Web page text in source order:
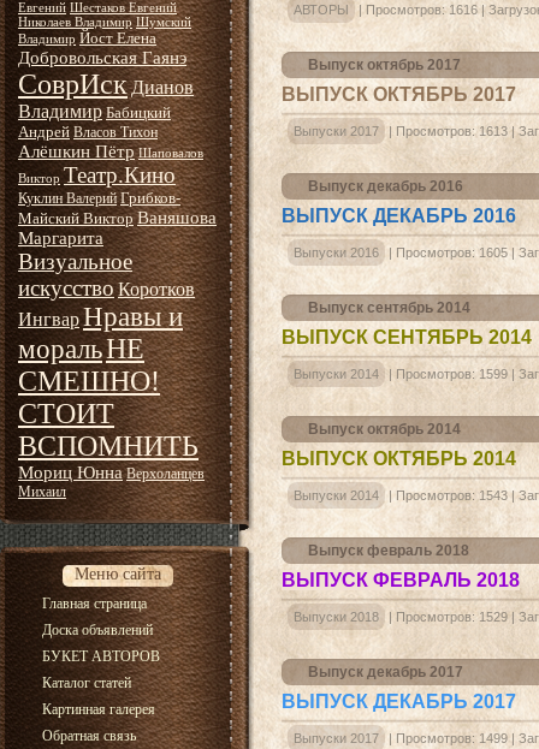
Евгений Шестаков Евгений
Николаев Владимир Шумский
Владимир Йост Елена
Добровольская Гаянэ
СоврИскДианов
Владимир Бабицкий
Андрей Власов Тихон
Алёшкин Пётр Шаповалов
Виктор Театр.Кино
Куклин Валерий Грибков-
Майский Виктор Ваняшова
Маргарита
Визуальное
искусствоКоротков
ИнгварНравы и
моральНЕ
СМЕШНО!
СТОИТ
ВСПОМНИТЬ
Мориц Юнна Верхоланцев
Михаил
Меню сайта
Главная страница
Доска объявлений
БУКЕТ АВТОРОВ
Каталог статей
Картинная галерея
Обратная связь
АВТОРЫ Просмотров: 1616 |
Выпуск октябрь 2017
ВЫПУСК ОКТЯБРЬ 2017
Выпуски 2017 | Просмотров: 1613 |
Выпуск декабрь 2016
ВЫПУСК ДЕКАБРЬ 2016
Выпуски 2016 | Просмотров: 1605|
Выпуск сентябрь 2014
ВЫПУСК СЕНТЯБРЬ 2014
Выпуски 2014 | Просмотров: 1599 |
Выпуск октябрь 2014
ВЫПУСК ОКТЯБРЬ 2014
Выпуски 2014 | Просмотров: 1543 |
Выпуск февраль 2018
ВЫПУСК ФЕВРАЛЬ 2018
Выпуски 2018 | Просмотров: 1529 |
Выпуск декабрь 2017
ВЫПУСК ДЕКАБРЬ 2017
Выпуски 2017 | Просмотров: 1499 |